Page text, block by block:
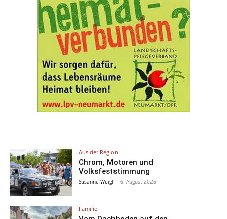
Aus der Region
Chrom, Motoren und
Volksfeststimmung
Susanne Weigl - 6. August 2026
Familie